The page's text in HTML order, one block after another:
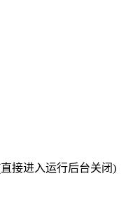
接进入运行后台关闭)